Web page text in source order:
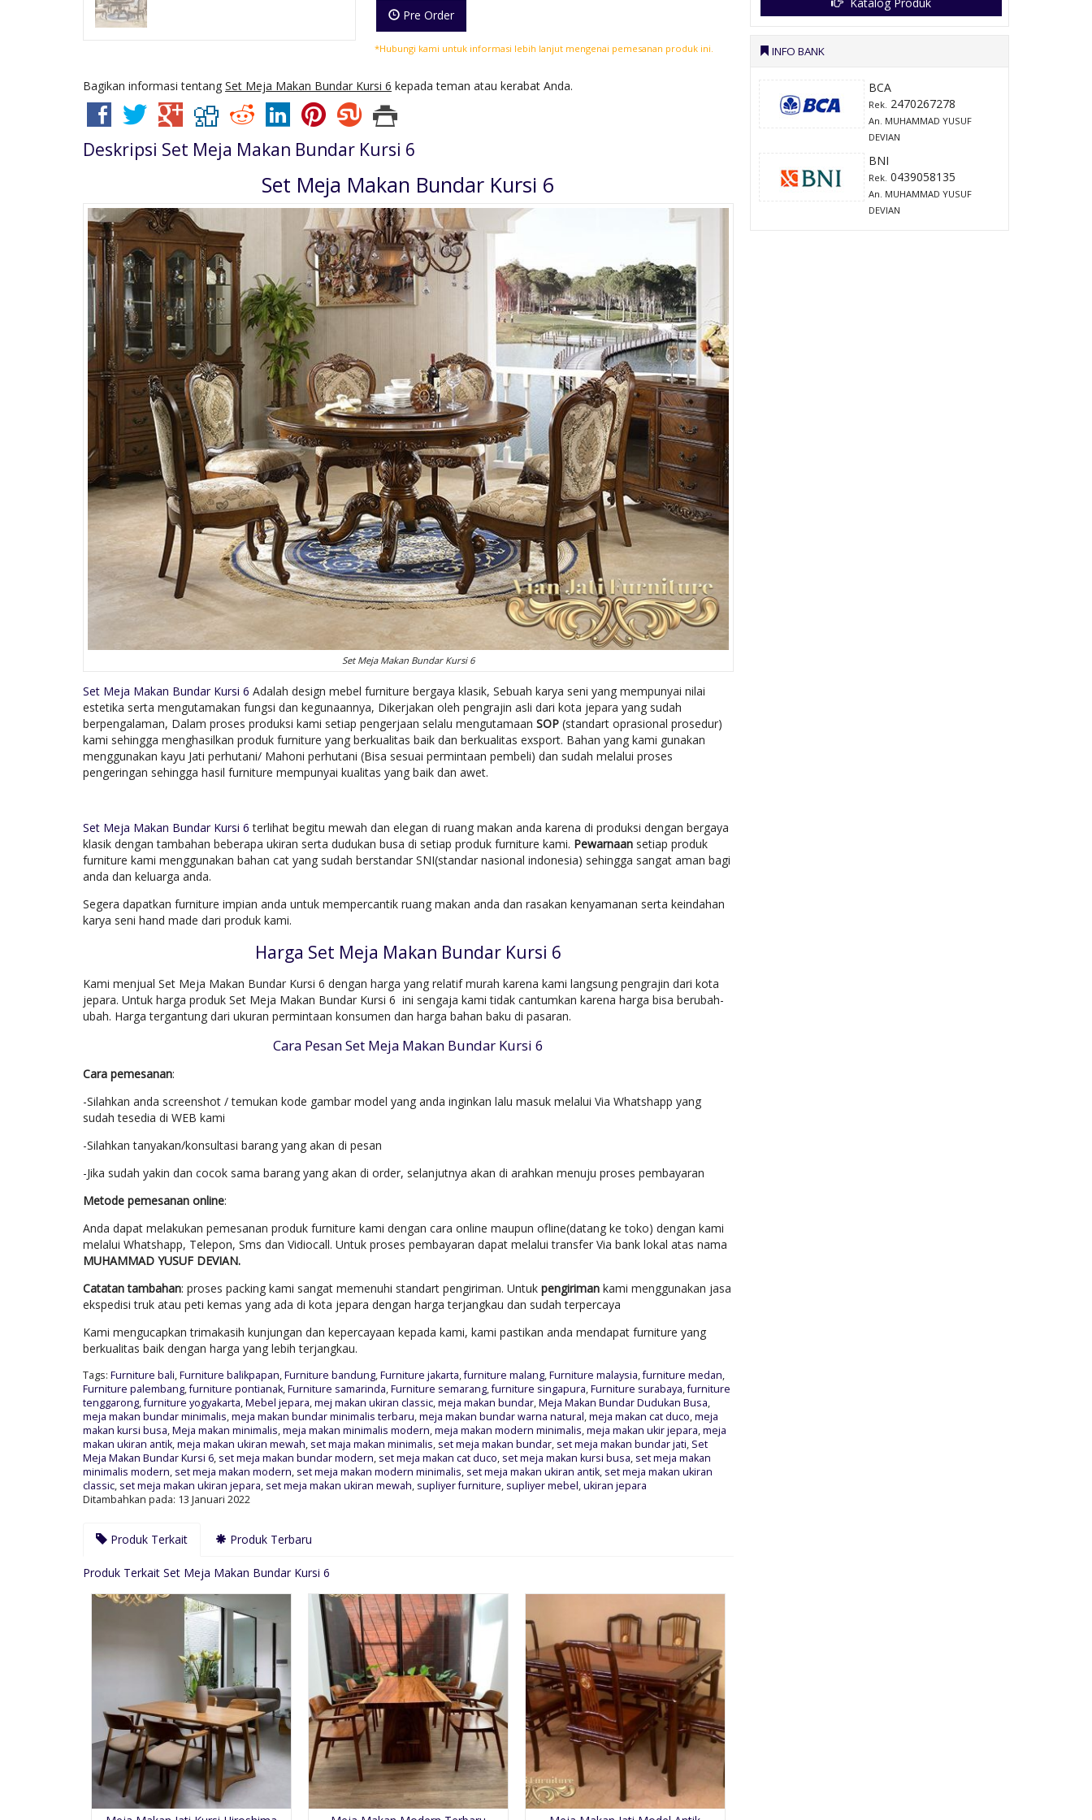
Pre Order
*Hubungi kami untuk informasi lebih lanjut mengenai pemesanan produk ini.
Bagikan informasi tentang Set Meja Makan Bundar Kursi 6 kepada teman atau kerabat Anda.
Deskripsi Set Meja Makan Bundar Kursi 6
Set Meja Makan Bundar Kursi 6
Set Meja Makan Bundar Kursi 6
Set Meja Makan Bundar Kursi 6 Adalah design mebel furniture bergaya klasik, Sebuah karya seni yang mempunyai nilai
estetika serta mengutamakan fungsi dan kegunaannya, Dikerjakan oleh pengrajin asli dari kota jepara yang sudah
berpengalaman, Dalam proses produksi kami setiap pengerjaan selalu mengutamaan SOP (standart oprasional prosedur)
kami sehingga menghasilkan produk furniture yang berkualitas baik dan berkualitas exsport. Bahan yang kami gunakan
menggunakan kayu Jati perhutani/ Mahoni perhutani (Bisa sesuai permintaan pembeli) dan sudah melalui proses
pengeringan sehingga hasil furniture mempunyai kualitas yang baik dan awet.
Set Meja Makan Bundar Kursi 6 terlihat begitu mewah dan elegan di ruang makan anda karena di produksi dengan bergaya
klasik dengan tambahan beberapa ukiran serta dudukan busa di setiap produk furniture kami. Pewarnaan setiap produk
furniture kami menggunakan bahan cat yang sudah berstandar SNI(standar nasional indonesia) sehingga sangat aman bagi
anda dan keluarga anda.
Segera dapatkan furniture impian anda untuk mempercantik ruang makan anda dan rasakan kenyamanan serta keindahan
karya seni hand made dari produk kami.
Harga Set Meja Makan Bundar Kursi 6
Kami menjual Set Meja Makan Bundar Kursi 6 dengan harga yang relatif murah karena kami langsung pengrajin dari kota
jepara. Untuk harga produk Set Meja Makan Bundar Kursi 6 ini sengaja kami tidak cantumkan karena harga bisa berubah-
ubah. Harga tergantung dari ukuran permintaan konsumen dan harga bahan baku di pasaran.
Cara Pesan Set Meja Makan Bundar Kursi 6
Cara pemesanan:
-Silahkan anda screenshot / temukan kode gambar model yang anda inginkan lalu masuk melalui Via Whatshapp yang
sudah tesedia di WEB kami
-Silahkan tanyakan/konsultasi barang yang akan di pesan
-Jika sudah yakin dan cocok sama barang yang akan di order, selanjutnya akan di arahkan menuju proses pembayaran
Metode pemesanan online:
Anda dapat melakukan pemesanan produk furniture kami dengan cara online maupun ofline(datang ke toko) dengan kami
melalui Whatshapp, Telepon, Sms dan Vidiocall. Untuk proses pembayaran dapat melalui transfer Via bank lokal atas nama
MUHAMMAD YUSUF DEVIAN.
Catatan tambahan: proses packing kami sangat memenuhi standart pengiriman. Untuk pengiriman kami menggunakan jasa
ekspedisi truk atau peti kemas yang ada di kota jepara dengan harga terjangkau dan sudah terpercaya
Kami mengucapkan trimakasih kunjungan dan kepercayaan kepada kami, kami pastikan anda mendapat furniture yang
berkualitas baik dengan harga yang lebih terjangkau.
Tags: Furniture bali,Furniture balikpapan,Furniture bandung,Furniture jakarta,furniture malang,Furniture malaysia,furniture medan,
Furniture palembang,furniture pontianak,Furniture samarinda,Furniture semarang,furniture singapura,Furniture surabaya,furniture
tenggarong,furniture yogyakarta,Mebel jepara,mej makan ukiran classic,meja makan bundar,Meja Makan Bundar Dudukan Busa,
meja makan bundar minimalis,meja makan bundar minimalis terbaru,meja makan bundar warna natural,meja makan cat duco,meja
makan kursi busa,Meja makan minimalis,meja makan minimalis modern,meja makan modern minimalis,meja makan ukir jepara,meja
makan ukiran antik,meja makan ukiran mewah, set maja makan minimalis, set meja makan bundar, set meja makan bundar jati, Set
Meja Makan Bundar Kursi 6, set meja makan bundar modern, set meja makan cat duco, set meja makan kursi busa, set meja makan
minimalis modern, set meja makan modern, set meja makan modern minimalis, set meja makan ukiran antik, set meja makan ukiran
classic, set meja makan ukiran jepara, set meja makan ukiran mewah, supliyer furniture, supliyer mebel,ukiran jepara
Ditambahkan pada: 13 Januari 2022
Produk Terkait Produk Terbaru
Produk Terkait Set Meja Makan Bundar Kursi 6
INFO BANK
BCA
Rek. 2470267278
An. MUHAMMAD YUSUF
DEVIAN
BNI
Rek. 0439058135
An. MUHAMMAD YUSUF
DEVIAN